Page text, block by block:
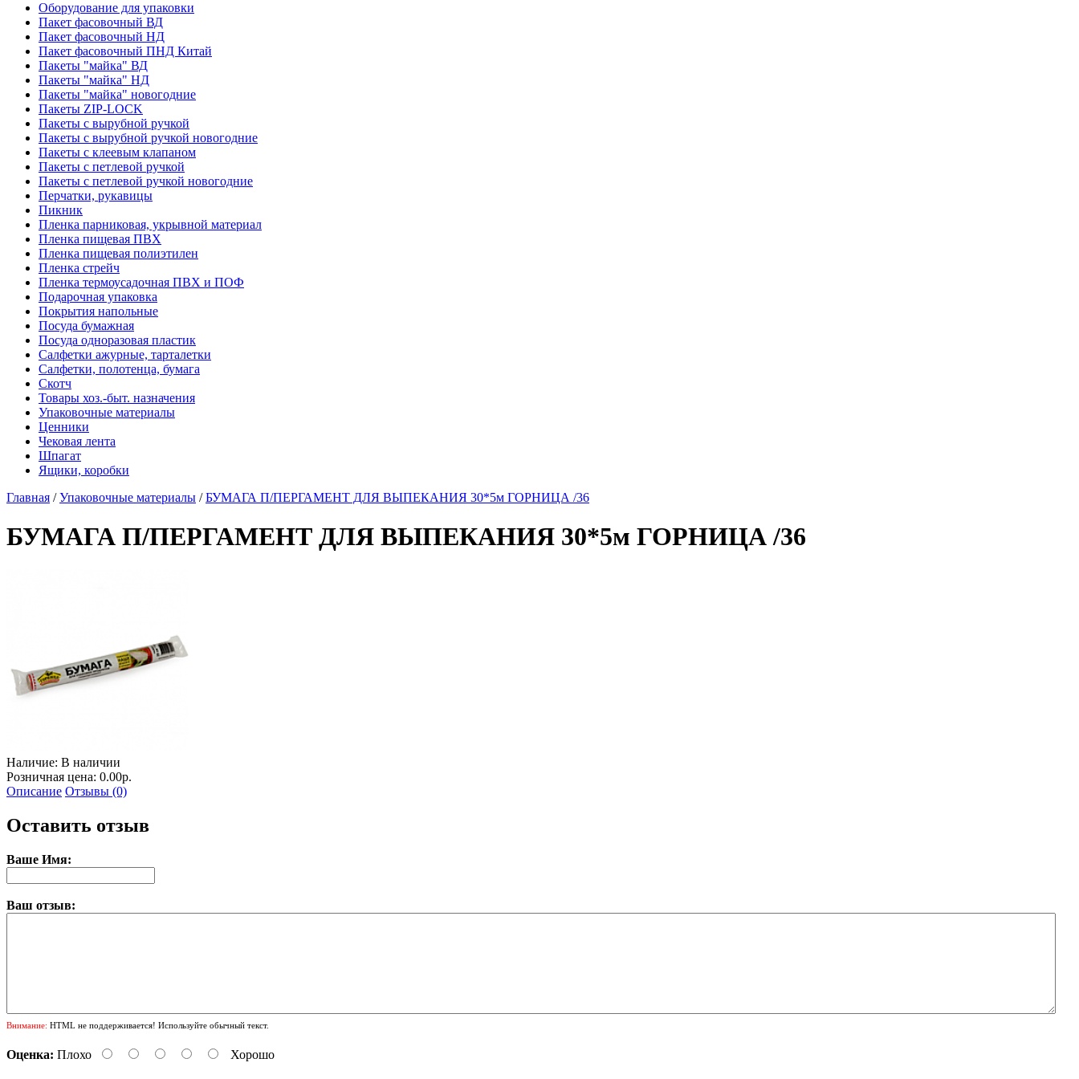
Оборудование для упаковки
Пакет фасовочный ВД
Пакет фасовочный НД
Пакет фасовочный ПНД Китай
Пакеты "майка" ВД
Пакеты "майка" НД
Пакеты "майка" новогодние
Пакеты ZIP-LOCK
Пакеты с вырубной ручкой
Пакеты с вырубной ручкой новогодние
Пакеты с клеевым клапаном
Пакеты с петлевой ручкой
Пакеты с петлевой ручкой новогодние
Перчатки, рукавицы
Пикник
Пленка парниковая, укрывной материал
Пленка пищевая ПВХ
Пленка пищевая полиэтилен
Пленка стрейч
Пленка термоусадочная ПВХ и ПОФ
Подарочная упаковка
Покрытия напольные
Посуда бумажная
Посуда одноразовая пластик
Салфетки ажурные, тарталетки
Салфетки, полотенца, бумага
Скотч
Товары хоз.-быт. назначения
Упаковочные материалы
Ценники
Чековая лента
Шпагат
Ящики, коробки
Главная /Упаковочные материалы /БУМАГА П/ПЕРГАМЕНТ ДЛЯ ВЫПЕКАНИЯ 30*5м ГОРНИЦА /36
БУМАГА П/ПЕРГАМЕНТ ДЛЯ ВЫПЕКАНИЯ 30*5м ГОРНИЦА /36
Наличие: В наличии
Розничная цена: 0.00р.
Описание Отзывы (0)
Оставить отзыв
Ваше Имя:
Ваш отзыв:
Внимание: HTML не поддерживается! Используйте обычный текст.
Оценка: Плохо Хорошо